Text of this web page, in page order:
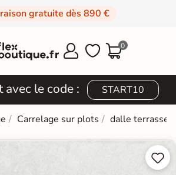
gratuite dès 890 €
  0
le code : START10
Carrelage sur plots dalle terrasse

